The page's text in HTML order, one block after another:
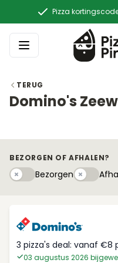
Pizza
TERUG
Domino's
BEZORGEN OF AFHALEN?
BezorgenBezorgenAfhaleny
3 pizza's deal: vanaf €8
03 augustus 2026